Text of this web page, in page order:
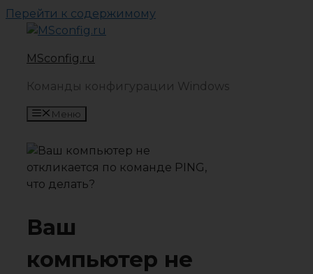
Перейти к содержимому
MSconfig.ru
Команды конфигурации Windows
Меню
Ваш
компьютер не